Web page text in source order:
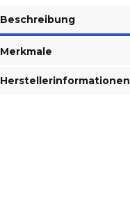
Beschreibung
Merkmale
Herstellerinformationen